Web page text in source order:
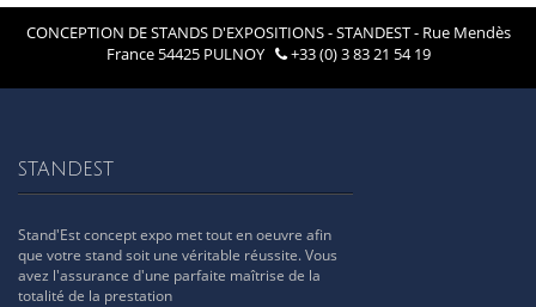
CONCEPTION DE STANDS D'EXPOSITIONS - STANDEST - Rue Mendès
France 54425 PULNOY
+33 (0) 3 83 21 54 19
STANDEST
Stand'Est concept expo met tout en oeuvre afin
que votre stand soit une véritable réussite. Vous
avez l'assurance d'une parfaite maîtrise de la
totalité de la prestation